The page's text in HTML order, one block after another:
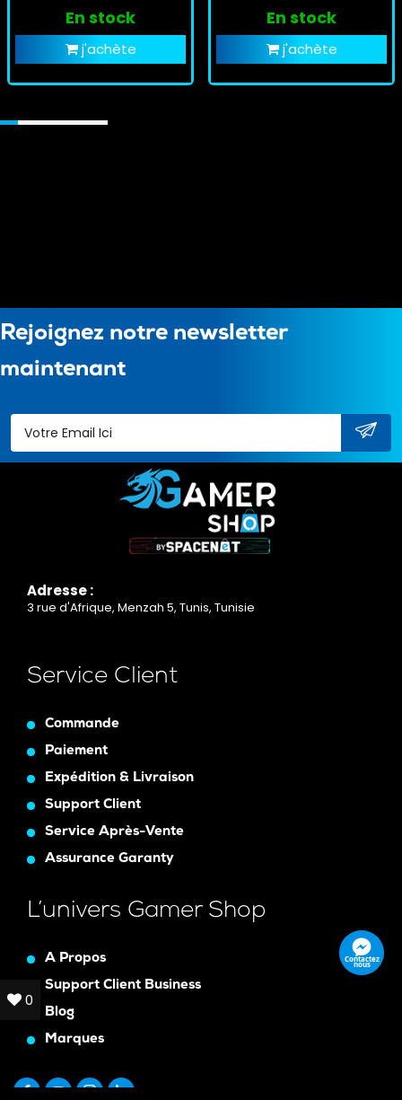
En stock
j'achète
En stock
j'achète
Rejoignez notre newsletter
maintenant
Adresse :
3 rue d'Afrique, Menzah 5, Tunis, Tunisie
Service Client
Commande
Paiement
Expédition & Livraison
Support Client
Service Après-Vente
Assurance Garanty
L’univers Gamer Shop
A Propos
Support Client Business
Blog
Marques
Contactez
nous
0
0